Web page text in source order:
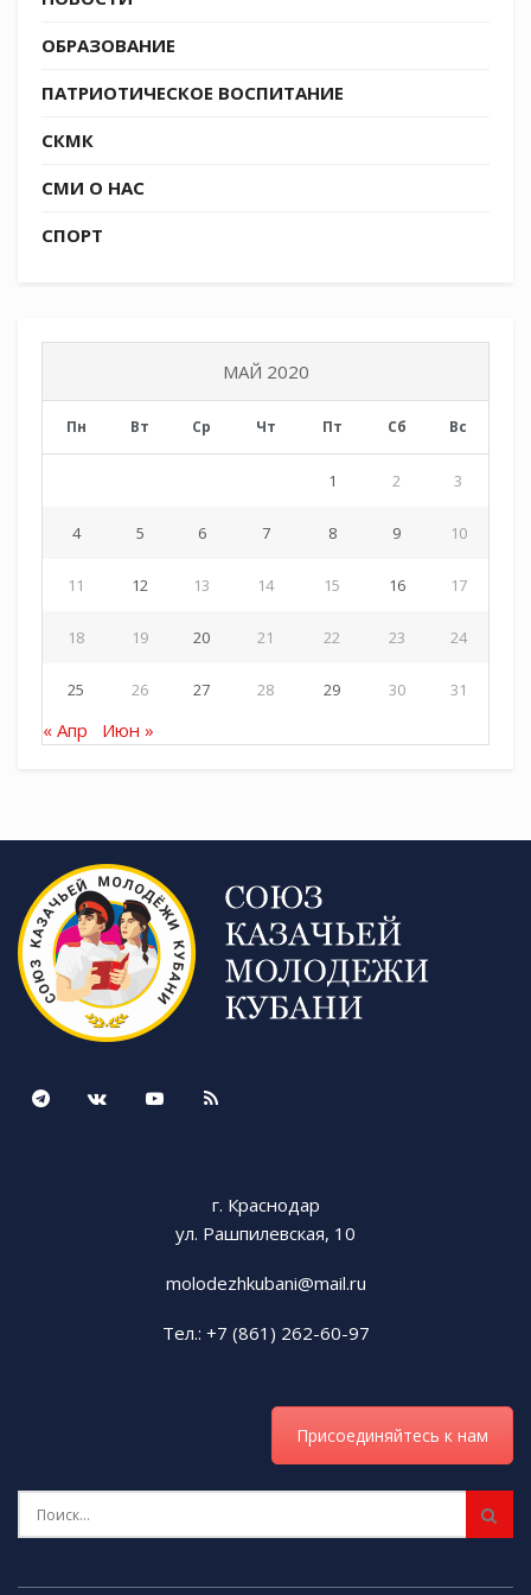
ОБРАЗОВАНИЕ
ПАТРИОТИЧЕСКОЕ ВОСПИТАНИЕ
СКМК
СМИ О НАС
СПОРТ
МАЙ 2020
Пн Вт Ср Чт Пт Сб Вс
1 2 3
4 5 6 7 8 9 10
11 12 13 14 15 16 17
18 19 20 21 22 23 24
25 26 27 28 29 30 31
« Апр Июн »
г. Краснодар
ул. Рашпилевская, 10
molodezhkubani@mail.ru
Тел.: +7 (861) 262-60-97
Присоединяйтесь к нам